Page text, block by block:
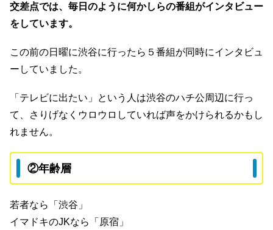
交差点では、 毎日のように何かしらの番組がインタビュー
をしています。
この前の日曜に渋谷に行ったら５番組が同時にインタビュ
ーしていました。
「テレビに出たい」という人は渋谷のハチ公周辺に行っ
て、さりげなくウロウロしていれば声をかけられるかもし
れません。
②年齢層
若者なら「渋谷」
イマドキのJKなら「原宿」